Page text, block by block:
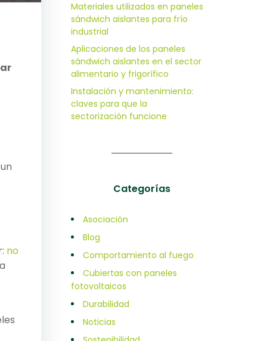
no
Materiales utilizados en paneles
sándwich aislantes para frío
industrial
Aplicaciones de los paneles
sándwich aislantes en el sector
alimentario y frigorífico
Instalación y mantenimiento:
claves para que la
sectorización funcione
Categorías
Asociación
Blog
Comportamiento al fuego
Cubiertas con paneles
fotovoltaicos
Durabilidad
Noticias